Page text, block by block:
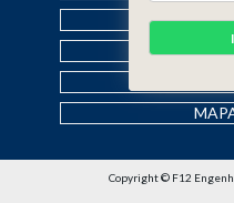
Copyright © F12